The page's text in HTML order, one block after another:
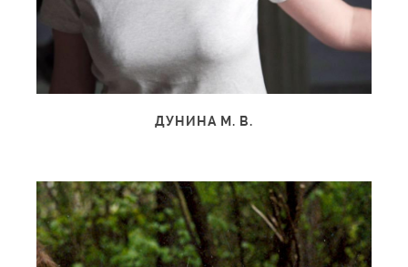
ДУНИНА М. В.